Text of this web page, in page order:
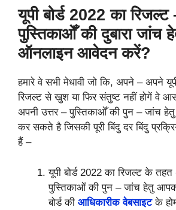
यूपी बोर्ड 2022 का रिजल्ट
पुस्तिकाओँ की दुबारा जांच
ऑनलाइन आवेदन करें?
हमारे वे सभी मेधावी जो कि, अपने – अपने
रिजल्ट से खुश या फिर संतुष्ट नहीं होगें वे
अपनी उत्तर – पुस्तिकाओँ की पुन – जांच हेतु
कर सकते है जिसकी पूरी बिंदु दर बिंदु
हैं –
यूपी बोर्ड 2022 का रिजल्ट के तहत
पुस्तिकाओं की पुन – जांच हेतु
बोर्ड की आधिकारीक वेबसाइट के